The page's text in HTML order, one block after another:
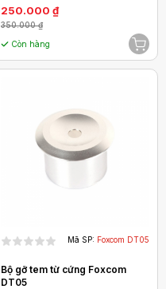
250.000 ₫
350.000 ₫
Còn hàng
Mã SP: Foxcom DT05
Bộ gỡ tem từ cứng Foxcom
DT05